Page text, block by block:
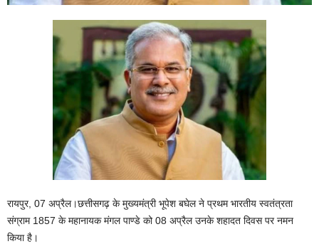
रायपुर, 07 अप्रैल।छत्तीसगढ़ के मुख्यमंत्री भूपेश बघेल ने प्रथम भारतीय स्वतंत्रता
संग्राम 1857 के महानायक मंगल पाण्डे को 08 अप्रैल उनके शहादत दिवस पर नमन
किया है।